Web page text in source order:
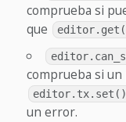
comprueba si
que
comprueba si un
editor.tx.set()
un error.